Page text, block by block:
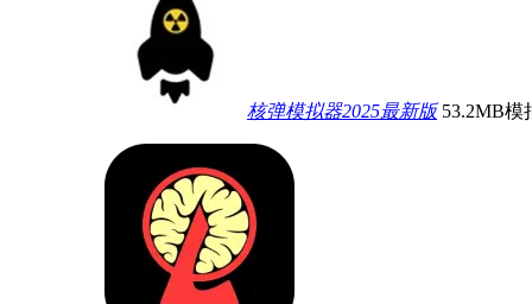
核弹模拟器2025最新版 53.2MB模